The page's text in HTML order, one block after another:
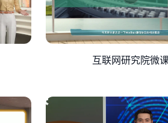
刚开始。课后小挑战： 任务一：扫
周后问自己：我有没有发现以前没注
算法可以推荐内容，但不能推荐人
建设者，希望你们： 做清醒的数字
互联网研究院微